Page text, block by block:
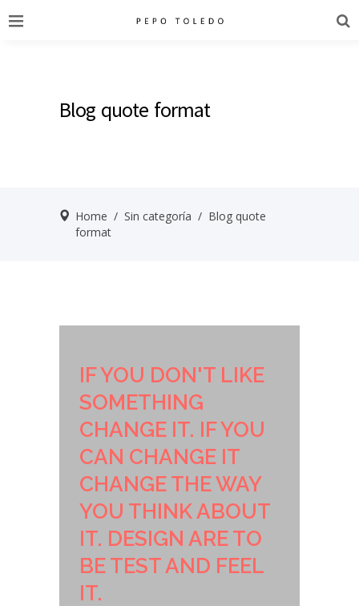
Blog quote format
Home / Sin categoría / Blog quote
format
IF YOU DON'T LIKE
SOMETHING
CHANGE IT. IF YOU
CAN CHANGE IT
CHANGE THE WAY
YOU THINK ABOUT
IT. DESIGN ARE TO
BE TEST AND FEEL
IT.